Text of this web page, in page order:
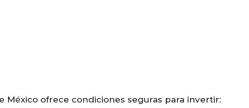
México ofrece condiciones seguras para invertir: